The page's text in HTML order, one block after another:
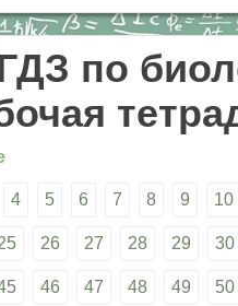
по
4 5 6 7 8 9 10
26 27 28 29 30
46 47 48 49 50